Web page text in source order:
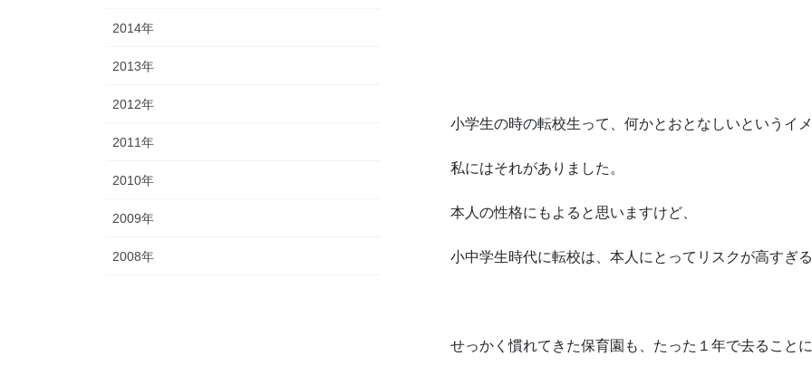
小学生の時の転校生って、何かとおとなしいというイ
私にはそれがありました。
本人の性格にもよると思いますけど、
小中学生時代に転校は、本人にとってリスクが高すぎ
せっかく慣れてきた保育園も、たった１年で去ること
2014年
2013年
2012年
2011年
2010年
2009年
2008年